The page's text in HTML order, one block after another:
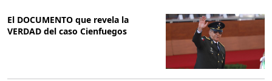
El DOCUMENTO que revela la
VERDAD del caso Cienfuegos